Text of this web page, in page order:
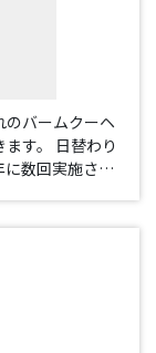
バームクーヘ
す。 日替わり
数回実施され